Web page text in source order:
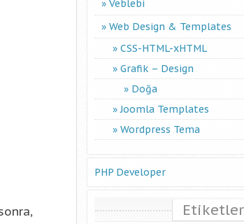
Veblebi
Web Design & Templates
CSS-HTML-xHTML
Grafik – Design
Doğa
Joomla Templates
Wordpress Tema
PHP Developer
Etiketler